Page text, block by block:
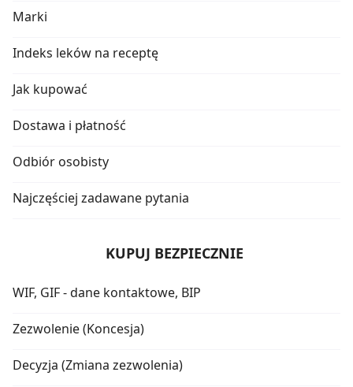
Marki
Indeks leków na receptę
Jak kupować
Dostawa i płatność
Odbiór osobisty
Najczęściej zadawane pytania
KUPUJ BEZPIECZNIE
WIF, GIF - dane kontaktowe, BIP
Zezwolenie (Koncesja)
Decyzja (Zmiana zezwolenia)